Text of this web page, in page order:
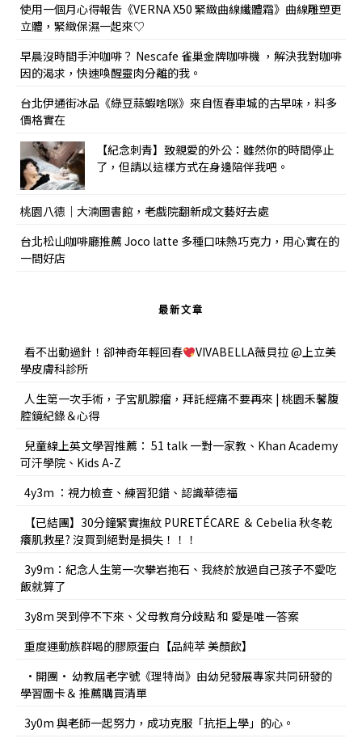
使用一個月心得報告《VERNA X50 緊緻曲線纖體霜》曲線雕塑更
立體，緊緻保濕一起來♡
早晨沒時間手沖咖啡？ Nescafe 雀巢金牌咖啡機 ，解決我對咖啡
因的渴求，快速喚醒靈肉分離的我。
台北伊通街冰品《綠豆蒜蝦啥咪》來自恆春車城的古早味，料多
價格實在
【紀念刺青】致親愛的外公：雖然你的時間停止
了，但請以這樣方式在身邊陪伴我吧。
桃園八德｜大湳圖書館，老戲院翻新成文藝好去處
台北松山咖啡廳推薦 Joco latte 多種口味熱巧克力，用心實在的
一間好店
最新文章
看不出動過針！卻神奇年輕回春
VIVABELLA薇貝拉 @上立美
學皮膚科診所
人生第一次手術，子宮肌腺瘤，拜託經痛不要再來 | 桃園禾馨腹
腔鏡紀錄＆心得
兒童線上英文學習推薦： 51 talk 一對一家教、Khan Academy
可汗學院、Kids A-Z
4y3m ：視力檢查、練習犯錯、認識華德福
【已結團】30分鐘緊實撫紋 PURETÉCARE ＆ Cebelia 秋冬乾
癢肌救星? 沒買到絕對是損失！！！
3y9m：紀念人生第一次攀岩抱石、我終於放過自己孩子不愛吃
飯就算了
3y8m 哭到停不下來、父母教育分歧點 和 愛是唯一答案
重度運動族群喝的膠原蛋白【品純萃 美顏飲】
•開團• 幼教屆老字號《理特尚》由幼兒發展專家共同研發的
學習圖卡＆ 推薦購買清單
3y0m 與老師一起努力，成功克服「抗拒上學」的心。